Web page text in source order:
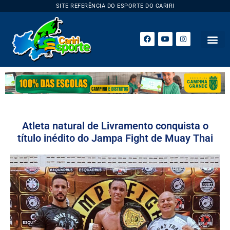
SITE REFERÊNCIA DO ESPORTE DO CARIRI
Atleta natural de Livramento conquista o
título inédito do Jampa Fight de Muay Thai